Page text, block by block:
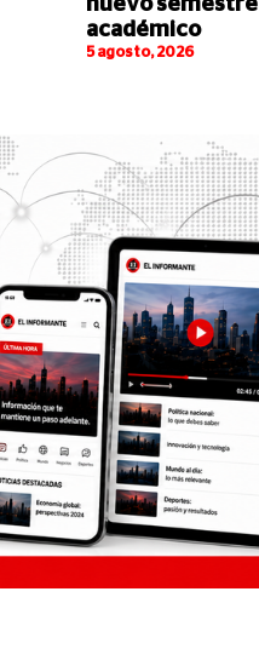
nuevo semestre
académico
5 agosto, 2026